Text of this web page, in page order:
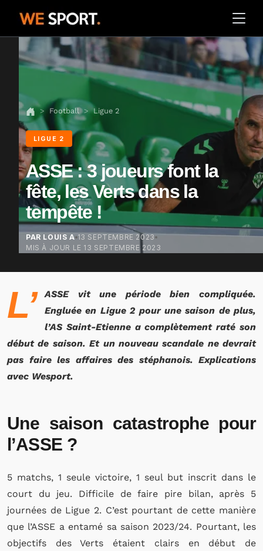
Football Ligue 2
LIGUE 2
ASSE : 3 joueurs font la
fête, les Verts dans la
tempête !
PAR LOUIS A 13 SEPTEMBRE 2023
MIS À JOUR LE 13 SEPTEMBRE 2023
L’
ASSE vit une période bien compliquée.
Engluée en Ligue 2 pour une saison de plus,
l’AS Saint-Etienne a complètement raté son
début de saison. Et un nouveau scandale ne devrait
pas faire les affaires des stéphanois. Explications
avec Wesport.
Une saison catastrophe pour
l’ASSE ?
5 matchs, 1 seule victoire, 1 seul but inscrit dans le
court du jeu. Difficile de faire pire bilan, après 5
journées de Ligue 2. C’est pourtant de cette manière
que l’ASSE a entamé sa saison 2023/24. Pourtant, les
objectifs des Verts étaient clairs en début de